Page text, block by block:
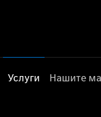
Услуги Нашите